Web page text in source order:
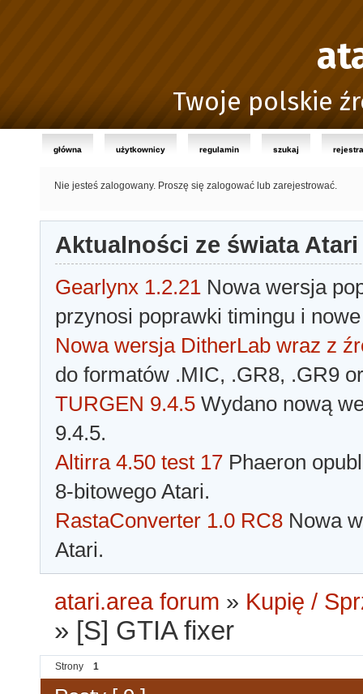
Twoje polskie
główna użytkownicy regulamin szukaj
Nie jesteś zalogowany. Proszę się zalogować lub zarejestrować.
Aktualności ze świata Atari
Gearlynx 1.2.21 Nowa wersja
przynosi poprawki timingu i
Nowa wersja DitherLab wraz z
do formatów .MIC, .GR8, .GR9
TURGEN 9.4.5 Wydano nową
9.4.5.
Altirra 4.50 test 17 Phaeron
8-bitowego Atari.
RastaConverter 1.0 RC8 Nowa
Atari.
atari.area forum » Kupię /
» [S] GTIA fixer
Strony 1